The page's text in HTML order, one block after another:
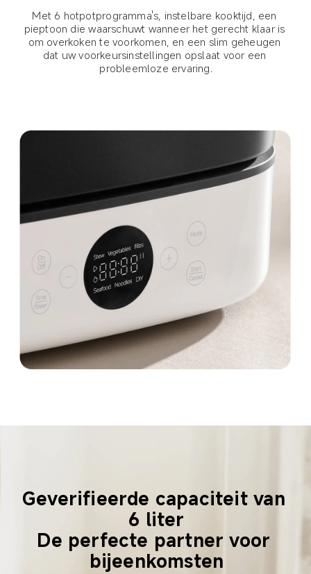
Met 6 hotpotprogramma's, instelbare kooktijd, een
pieptoon die waarschuwt wanneer het gerecht klaar is
om overkoken te voorkomen, en een slim geheugen
dat uw voorkeursinstellingen opslaat voor een
probleemloze ervaring.
Geverifieerde capaciteit van
6 liter
De perfecte partner voor
bijeenkomsten